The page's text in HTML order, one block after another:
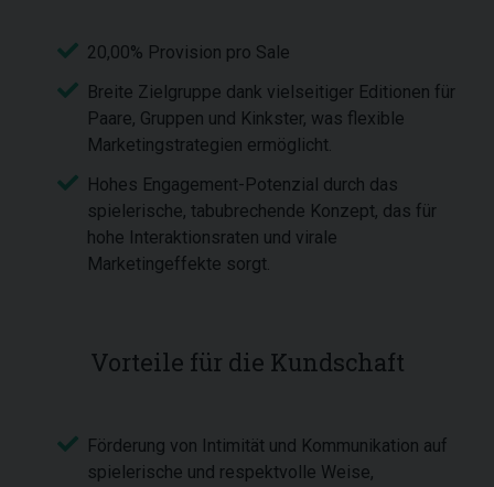
20,00% Provision pro Sale
Breite Zielgruppe dank vielseitiger Editionen für
Paare, Gruppen und Kinkster, was flexible
Marketingstrategien ermöglicht.
Hohes Engagement-Potenzial durch das
spielerische, tabubrechende Konzept, das für
hohe Interaktionsraten und virale
Marketingeffekte sorgt.
Vorteile für die Kundschaft
Förderung von Intimität und Kommunikation auf
spielerische und respektvolle Weise,